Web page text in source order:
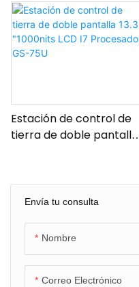
Envía tu consulta
Nombre
Correo Electrónico
para control de drones,
robots y vehículos
terrestres no tripulados
Estación de control de
tierra de doble pantalla